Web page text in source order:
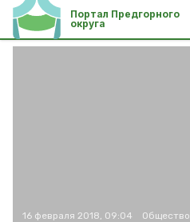
Портал Предгорного
округа
16 февраля 2018, 09:04 Общество